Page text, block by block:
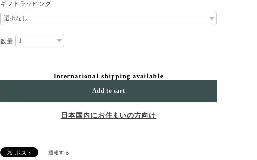
ギフトラッピング
数量
International shipping available
Add to cart
日本国内にお住まいの方向け
通報する